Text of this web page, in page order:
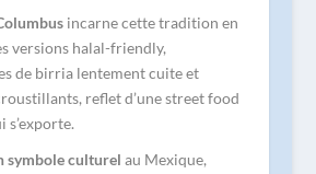
incarne cette tradition en
versions halal-friendly,
de birria lentement cuite et
reflet d’une street food
s’exporte.
symbole culturel au Mexique,